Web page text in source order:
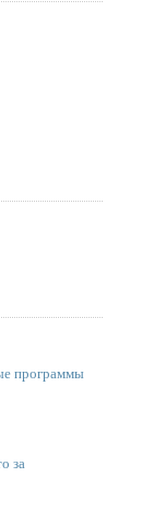
программы
за